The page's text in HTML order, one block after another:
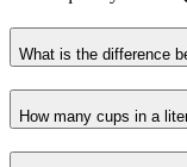
What is the difference
How many cups in a